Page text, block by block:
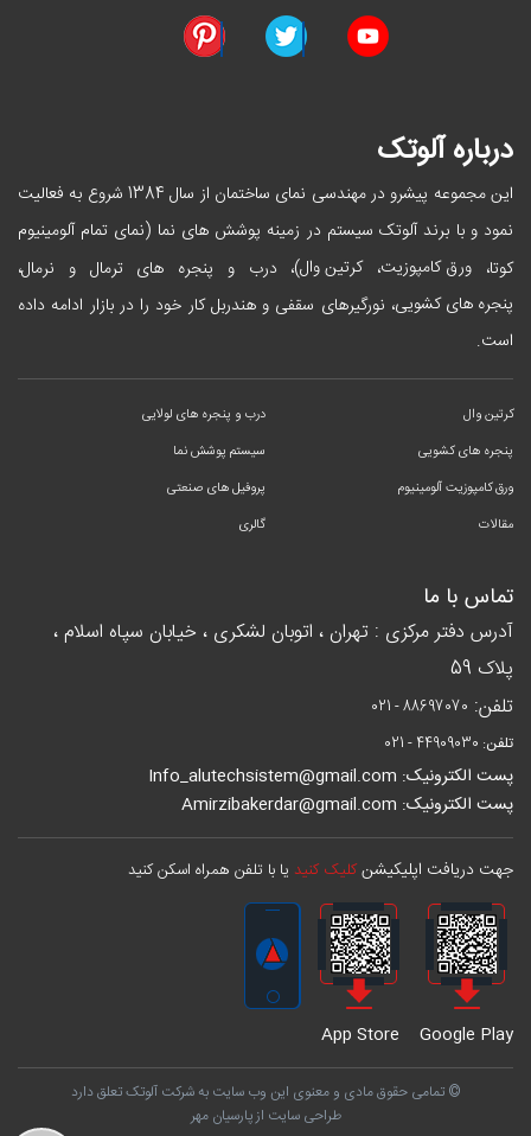
درباره آلوتک
این مجموعه پیشرو در مهندسی نمای ساختمان از سال 1384 شروع به فعالیت
نمود و با برند آلوتک سیستم در زمینه پوشش های نما (نمای تمام آلومینیوم
کوتا، ورق کامپوزیت،کرتین وال)، درب و پنجره های ترمال و نرمال،
پنجره های کشویی، نورگیرهای سقفی و هندربل کار خود را در بازار ادامه داده
است.
کرتین وال
درب و پنجره های لولایی
پنجره های کشویی
سیستم پوشش نما
ورق کامپوزیت آلومینیوم
پروفیل های صنعتی
مقالات
گالری
تماس با ما
آدرس دفتر مرکزی : تهران ، اتوبان لشکری ، خیابان سپاه اسلام ،
پلاک 59
تلفن: 021 - 88697070
تلفن: 021 - 44909030
پست الکترونیک: Info_alutechsistem@gmail.com
پست الکترونیک: Amirzibakerdar@gmail.com
جهت دریافت اپلیکیشنکلیک کنید یا با تلفن همراه اسکن کنید
Google Play
App Store
© تمامی حقوق مادی و معنوی این وب سایت به شرکت آلوتک تعلق دارد
طراحی سایت از پارسیان مهر